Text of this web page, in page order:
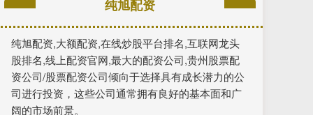
纯旭配资
纯旭配资,大额配资,在线炒股平台排名,互联网龙头
股排名,线上配资官网,最大的配资公司,贵州股票配
资公司/股票配资公司倾向于选择具有成长潜力的公
司进行投资，这些公司通常拥有良好的基本面和广
阔的市场前景。